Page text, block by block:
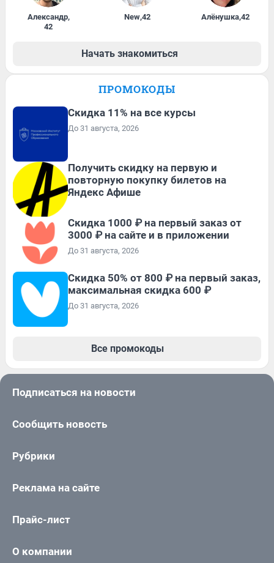
Александр,
42
New,42 Алёнушка,42
Начать знакомиться
ПРОМОКОДЫ
Скидка 11% на все курсы
До 31 августа, 2026
Получить скидку на первую и
повторную покупку билетов на
Яндекс Афише
Скидка 1000 ₽ на первый заказ от
3000 ₽ на сайте и в приложении
До 31 августа, 2026
Скидка 50% от 800 ₽ на первый заказ,
максимальная скидка 600 ₽
До 31 августа, 2026
Все промокоды
Подписаться на новости
Сообщить новость
Рубрики
Реклама на сайте
Прайс-лист
О компании